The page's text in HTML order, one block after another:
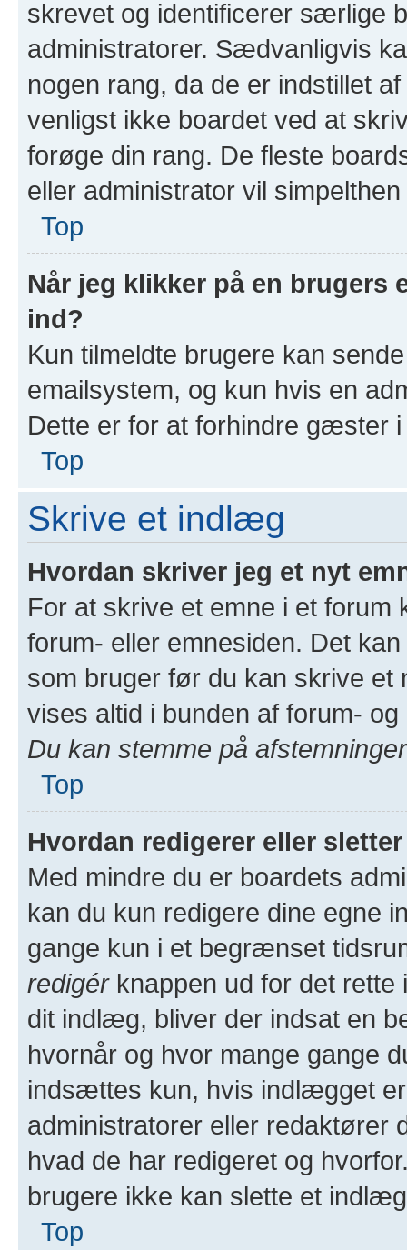
skrevet og identificerer særlige
administratorer. Sædvanligvis
nogen rang, da de er indstillet
venligst ikke boardet ved at
forøge din rang. De fleste
eller administrator vil
Top
Når jeg klikker på en brugers
ind?
Kun tilmeldte brugere kan
emailsystem, og kun hvis en
Dette er for at forhindre gæster
Top
Skrive et indlæg
Hvordan skriver jeg et nyt
For at skrive et emne i et forum
forum- eller emnesiden. Det
som bruger før du kan skrive
vises altid i bunden af forum-
Du kan stemme på
Top
Hvordan redigerer eller
Med mindre du er boardets
kan du kun redigere dine egne
gange kun i et begrænset
redigérknappen ud for det rette
dit indlæg, bliver der indsat en
hvornår og hvor mange gange
indsættes kun, hvis indlægget
administratorer eller redaktører
hvad de har redigeret og
brugere ikke kan slette et
Top